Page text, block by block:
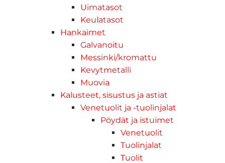
Uimatasot
Keulatasot
Hankaimet
Galvanoitu
Messinki/kromattu
Kevytmetalli
Muovia
Kalusteet, sisustus ja astiat
Venetuolit ja -tuolinjalat
Pöydät ja istuimet
Venetuolit
Tuolinjalat
Tuolit